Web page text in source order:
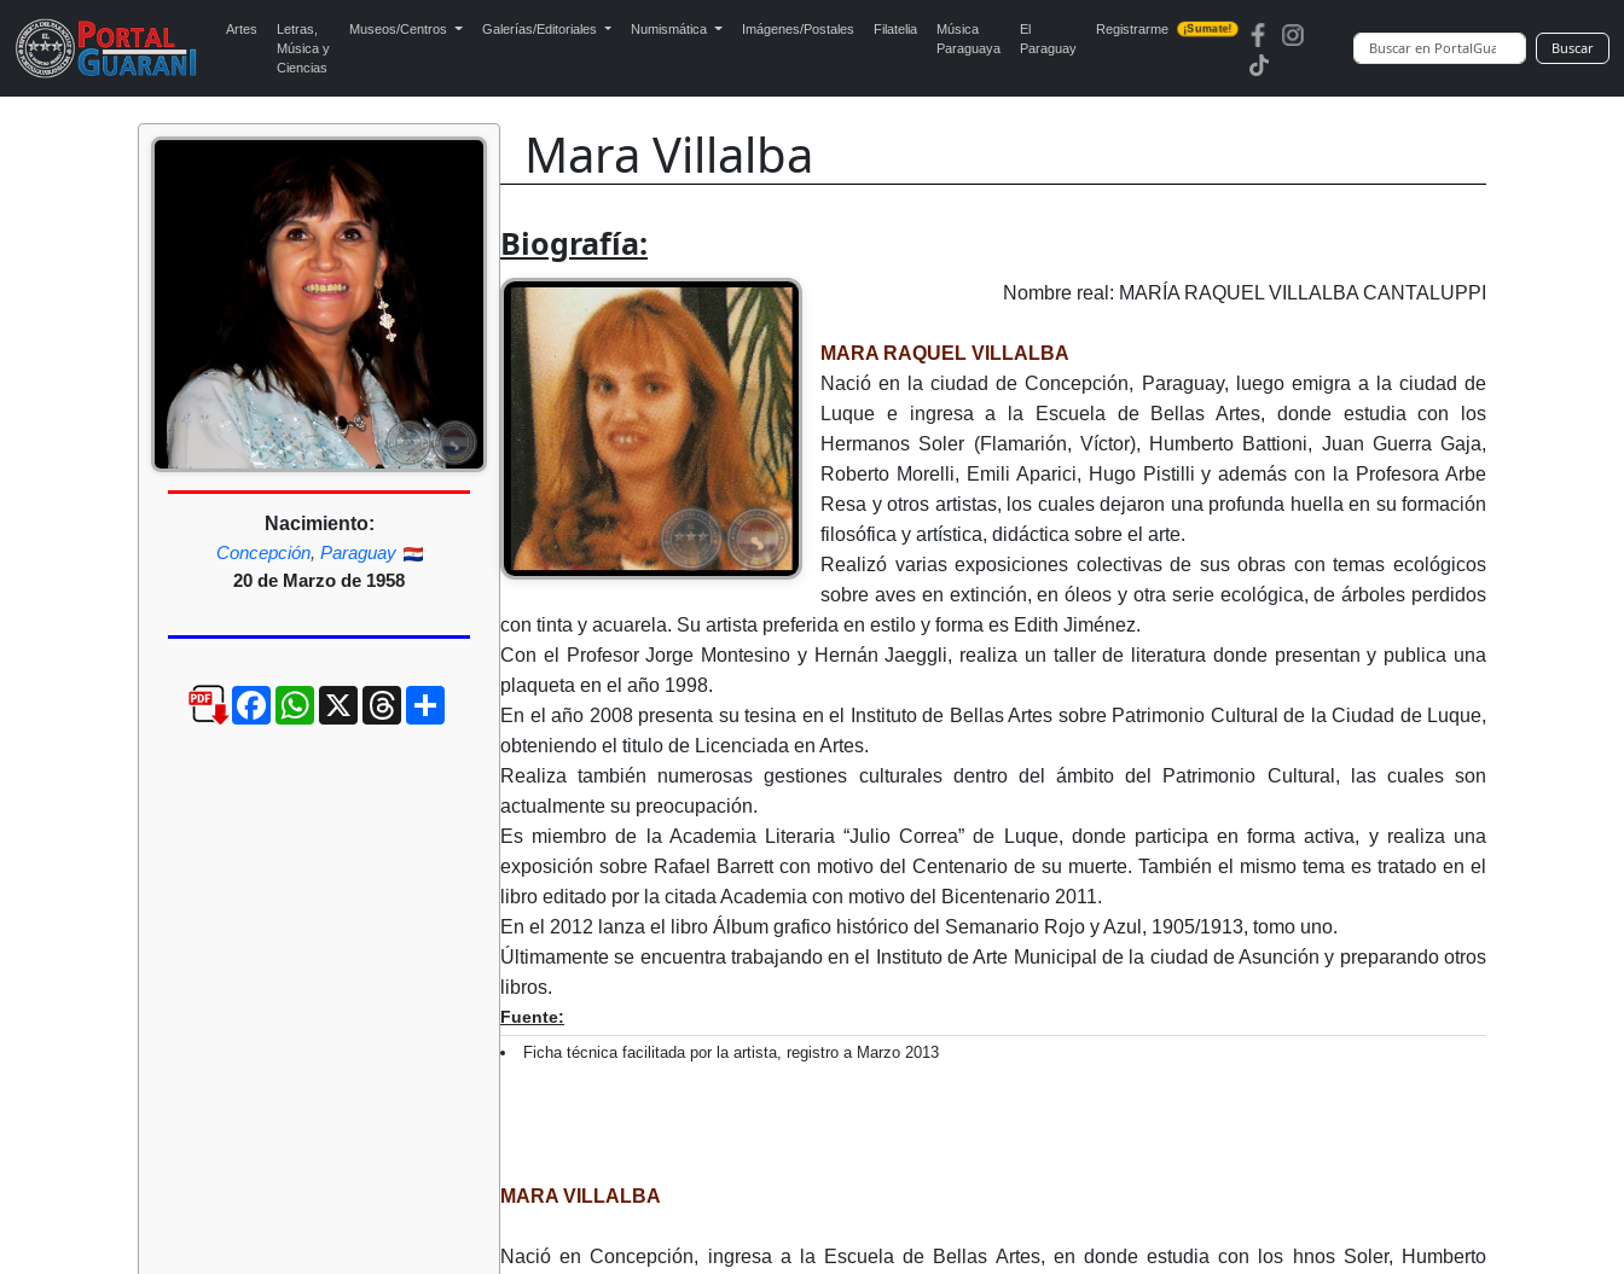
Artes
Letras,
Música y
Ciencias
Museos/Centros Galerías/Editoriales Numismática Imágenes/Postales Filatelia
Música
Paraguaya
El
Paraguay
Registrarme ¡Sumate!
Buscar
Mara Villalba
Nacimiento:
Concepción, Paraguay
20 de Marzo de 1958
FacebookWhatsApp
X ThreadsCompartir
Biografía:
Nombre real: MARÍA RAQUEL VILLALBA CANTALUPPI
MARA RAQUEL VILLALBA
Nació en la ciudad de Concepción, Paraguay, luego emigra a la ciudad de
Luque e ingresa a la Escuela de Bellas Artes, donde estudia con los
Hermanos Soler (Flamarión, Víctor), Humberto Battioni, Juan Guerra Gaja,
Roberto Morelli, Emili Aparici, Hugo Pistilli y además con la Profesora Arbe
Resa y otros artistas, los cuales dejaron una profunda huella en su formación
filosófica y artística, didáctica sobre el arte.
Realizó varias exposiciones colectivas de sus obras con temas ecológicos
sobre aves en extinción, en óleos y otra serie ecológica, de árboles perdidos
con tinta y acuarela. Su artista preferida en estilo y forma es Edith Jiménez.
Con el Profesor Jorge Montesino y Hernán Jaeggli, realiza un taller de literatura donde presentan y publica una
plaqueta en el año 1998.
En el año 2008 presenta su tesina en el Instituto de Bellas Artes sobre Patrimonio Cultural de la Ciudad de Luque,
obteniendo el titulo de Licenciada en Artes.
Realiza también numerosas gestiones culturales dentro del ámbito del Patrimonio Cultural, las cuales son
actualmente su preocupación.
Es miembro de la Academia Literaria “Julio Correa” de Luque, donde participa en forma activa, y realiza una
exposición sobre Rafael Barrett con motivo del Centenario de su muerte. También el mismo tema es tratado en el
libro editado por la citada Academia con motivo del Bicentenario 2011.
En el 2012 lanza el libro Álbum grafico histórico del Semanario Rojo y Azul, 1905/1913, tomo uno.
Últimamente se encuentra trabajando en el Instituto de Arte Municipal de la ciudad de Asunción y preparando otros
libros.
Fuente:
Ficha técnica facilitada por la artista, registro a Marzo 2013
MARA VILLALBA
Nació en Concepción, ingresa a la Escuela de Bellas Artes, en donde estudia con los hnos Soler, Humberto